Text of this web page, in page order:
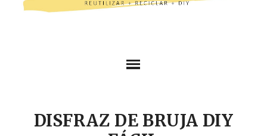
DISFRAZ DE BRUJA DIY